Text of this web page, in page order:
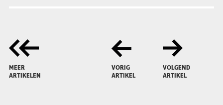
MEER
ARTIKELEN
VORIG
ARTIKEL
VOLGEND
ARTIKEL